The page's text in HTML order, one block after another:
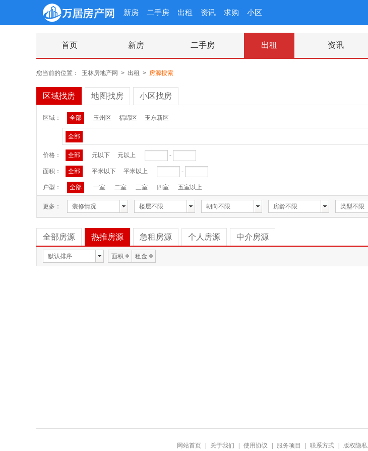
新房 二手房 出租 资讯 求购 小区
首页 新房 二手房 出租 资讯
您当前的位置： 玉林房地产网 > 出租 > 房源搜索
区域找房 地图找房 小区找房
区域： 全部 玉州区 福绵区 玉东新区
全部
价格： 全部 元以下 元以上 -
面积： 全部 平米以下 平米以上 -
户型： 全部 一室 二室 三室 四室 五室以上
更多： 装修情况 楼层不限 朝向不限 房龄不限 类型不限
全部房源 热推房源 急租房源 个人房源 中介房源
默认排序 面积 租金
网站首页 关于我们 使用协议 服务项目 联系方式 版权隐私